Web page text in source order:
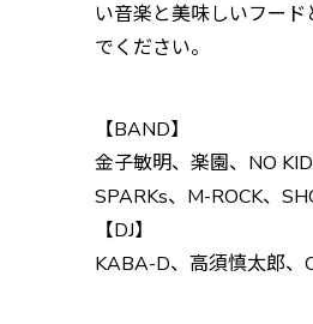
い音楽と美味しいフー
でください。
【BAND】
金子敏明、楽園、NO
SPARKs、M-ROCK、
【DJ】
KABA-D、高須慎太郎、